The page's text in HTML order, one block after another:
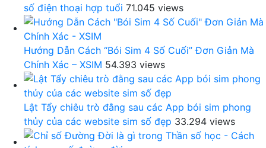
số điện thoại hợp tuổi 71.045 views
Hướng Dẫn Cách “Bói Sim 4 Số Cuối” Đơn Giản Mà
Chính Xác – XSIM 54.393 views
Lật Tẩy chiêu trò đằng sau các App bói sim phong
thủy của các website sim số đẹp 33.294 views